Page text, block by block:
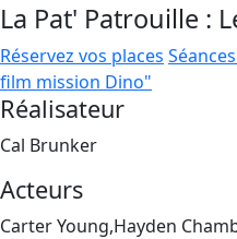
La Pat' Patrouille :
Réservez vos places
film mission Dino"
Réalisateur
Cal Brunker
Acteurs
Carter Young,Hayden